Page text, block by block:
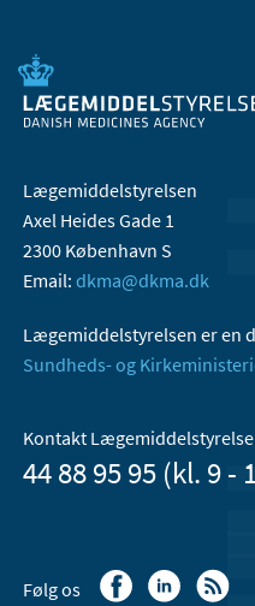
Lægemiddelstyrelsen
Axel Heides Gade 1
2300 København S
Email: dkma@dkma.dk
Lægemiddelstyrelsen er en
Sundheds- og
Kontakt
44 88 95 95 (kl. 9 -
Følg os